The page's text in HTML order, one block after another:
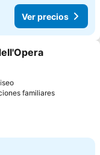
Ver precios
favoritos
familiares